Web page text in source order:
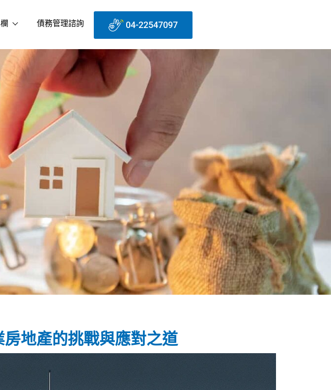
債務管理諮詢 04-22547097
地產的挑戰與應對之道